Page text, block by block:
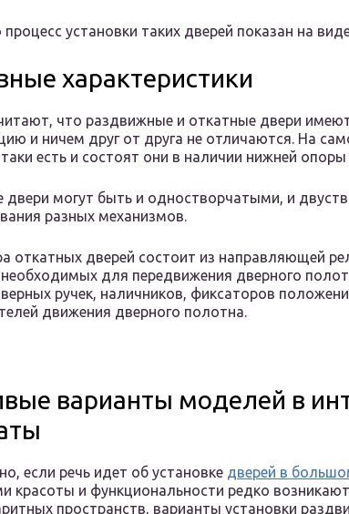
процесс установки таких дверей показан на
характеристики
что раздвижные и откатные двери
и ничем друг от друга не отличаются. На
есть и состоят они в наличии нижней опоры
двери могут быть и одностворчатыми, и
разных механизмов.
откатных дверей состоит из направляющей
для передвижения дверного
ручек, наличников, фиксаторов
движения дверного полотна.
варианты моделей в
если речь идет об установке дверей в
красоты и функциональности редко
пространств, варианты установки